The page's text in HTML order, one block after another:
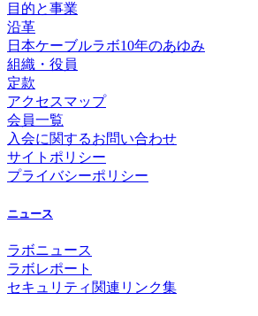
目的と事業
沿革
日本ケーブルラボ10年のあゆみ
組織・役員
定款
アクセスマップ
会員一覧
入会に関するお問い合わせ
サイトポリシー
プライバシーポリシー
ニュース
ラボニュース
ラボレポート
セキュリティ関連リンク集